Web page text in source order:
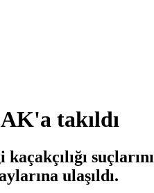
takıldı
suçlarını
ulaşıldı.